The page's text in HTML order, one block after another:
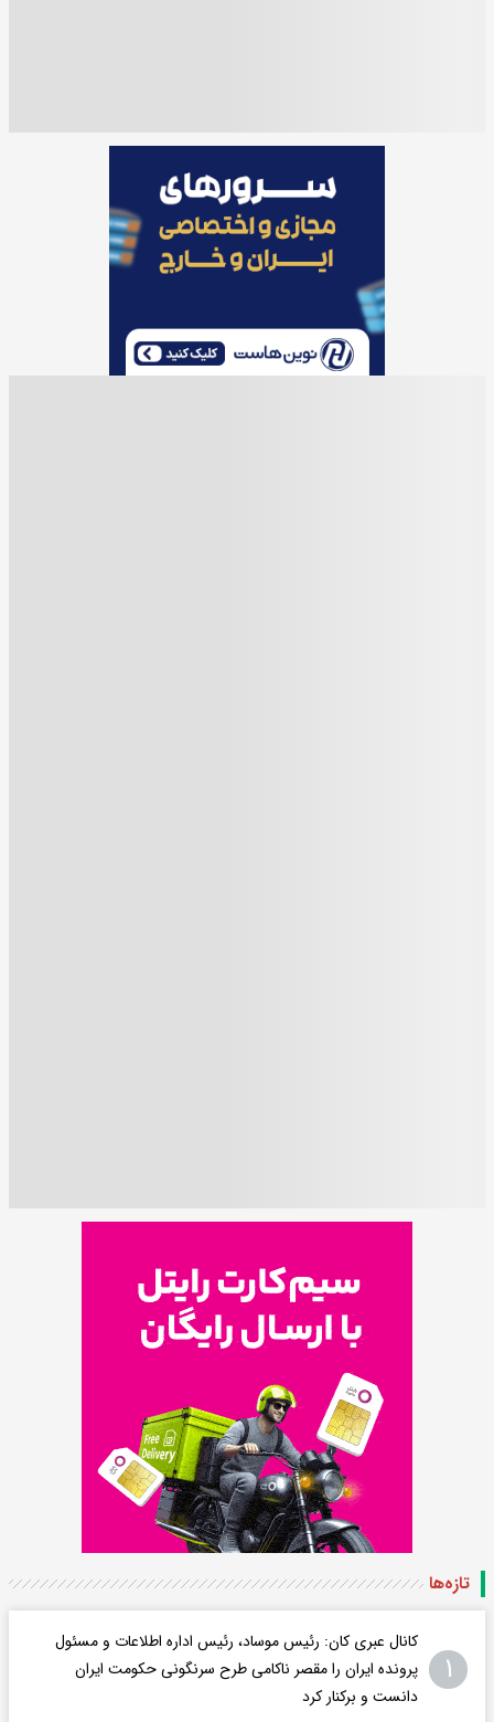
تازه‌ها
۱
کانال عبری کان: رئیس موساد، رئیس اداره اطلاعات و مسئول
پرونده ایران را مقصر ناکامی طرح سرنگونی حکومت ایران
دانست و برکنار کرد